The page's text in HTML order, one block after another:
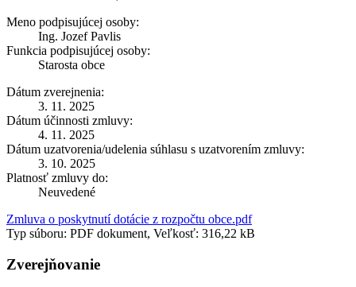
Meno podpisujúcej osoby:
Ing. Jozef Pavlis
Funkcia podpisujúcej osoby:
Starosta obce
Dátum zverejnenia:
3. 11. 2025
Dátum účinnosti zmluvy:
4. 11. 2025
Dátum uzatvorenia/udelenia súhlasu s uzatvorením zmluvy:
3. 10. 2025
Platnosť zmluvy do:
Neuvedené
Zmluva o poskytnutí dotácie z rozpočtu obce.pdf
Typ súboru: PDF dokument, Veľkosť: 316,22 kB
Zverejňovanie